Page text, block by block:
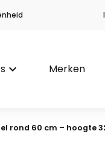
keyboard_arrow_down Merken
rond 60 cm – hoogte